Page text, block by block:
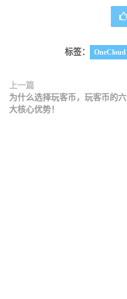
标签： OneCloud
上一篇
为什么选择玩客币，玩客币的六
大核心优势！